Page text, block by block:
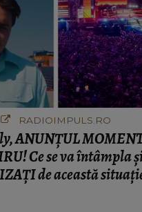
RADIOIMPULS.RO
ANUNȚUL
Ce se va întâmpla
de această